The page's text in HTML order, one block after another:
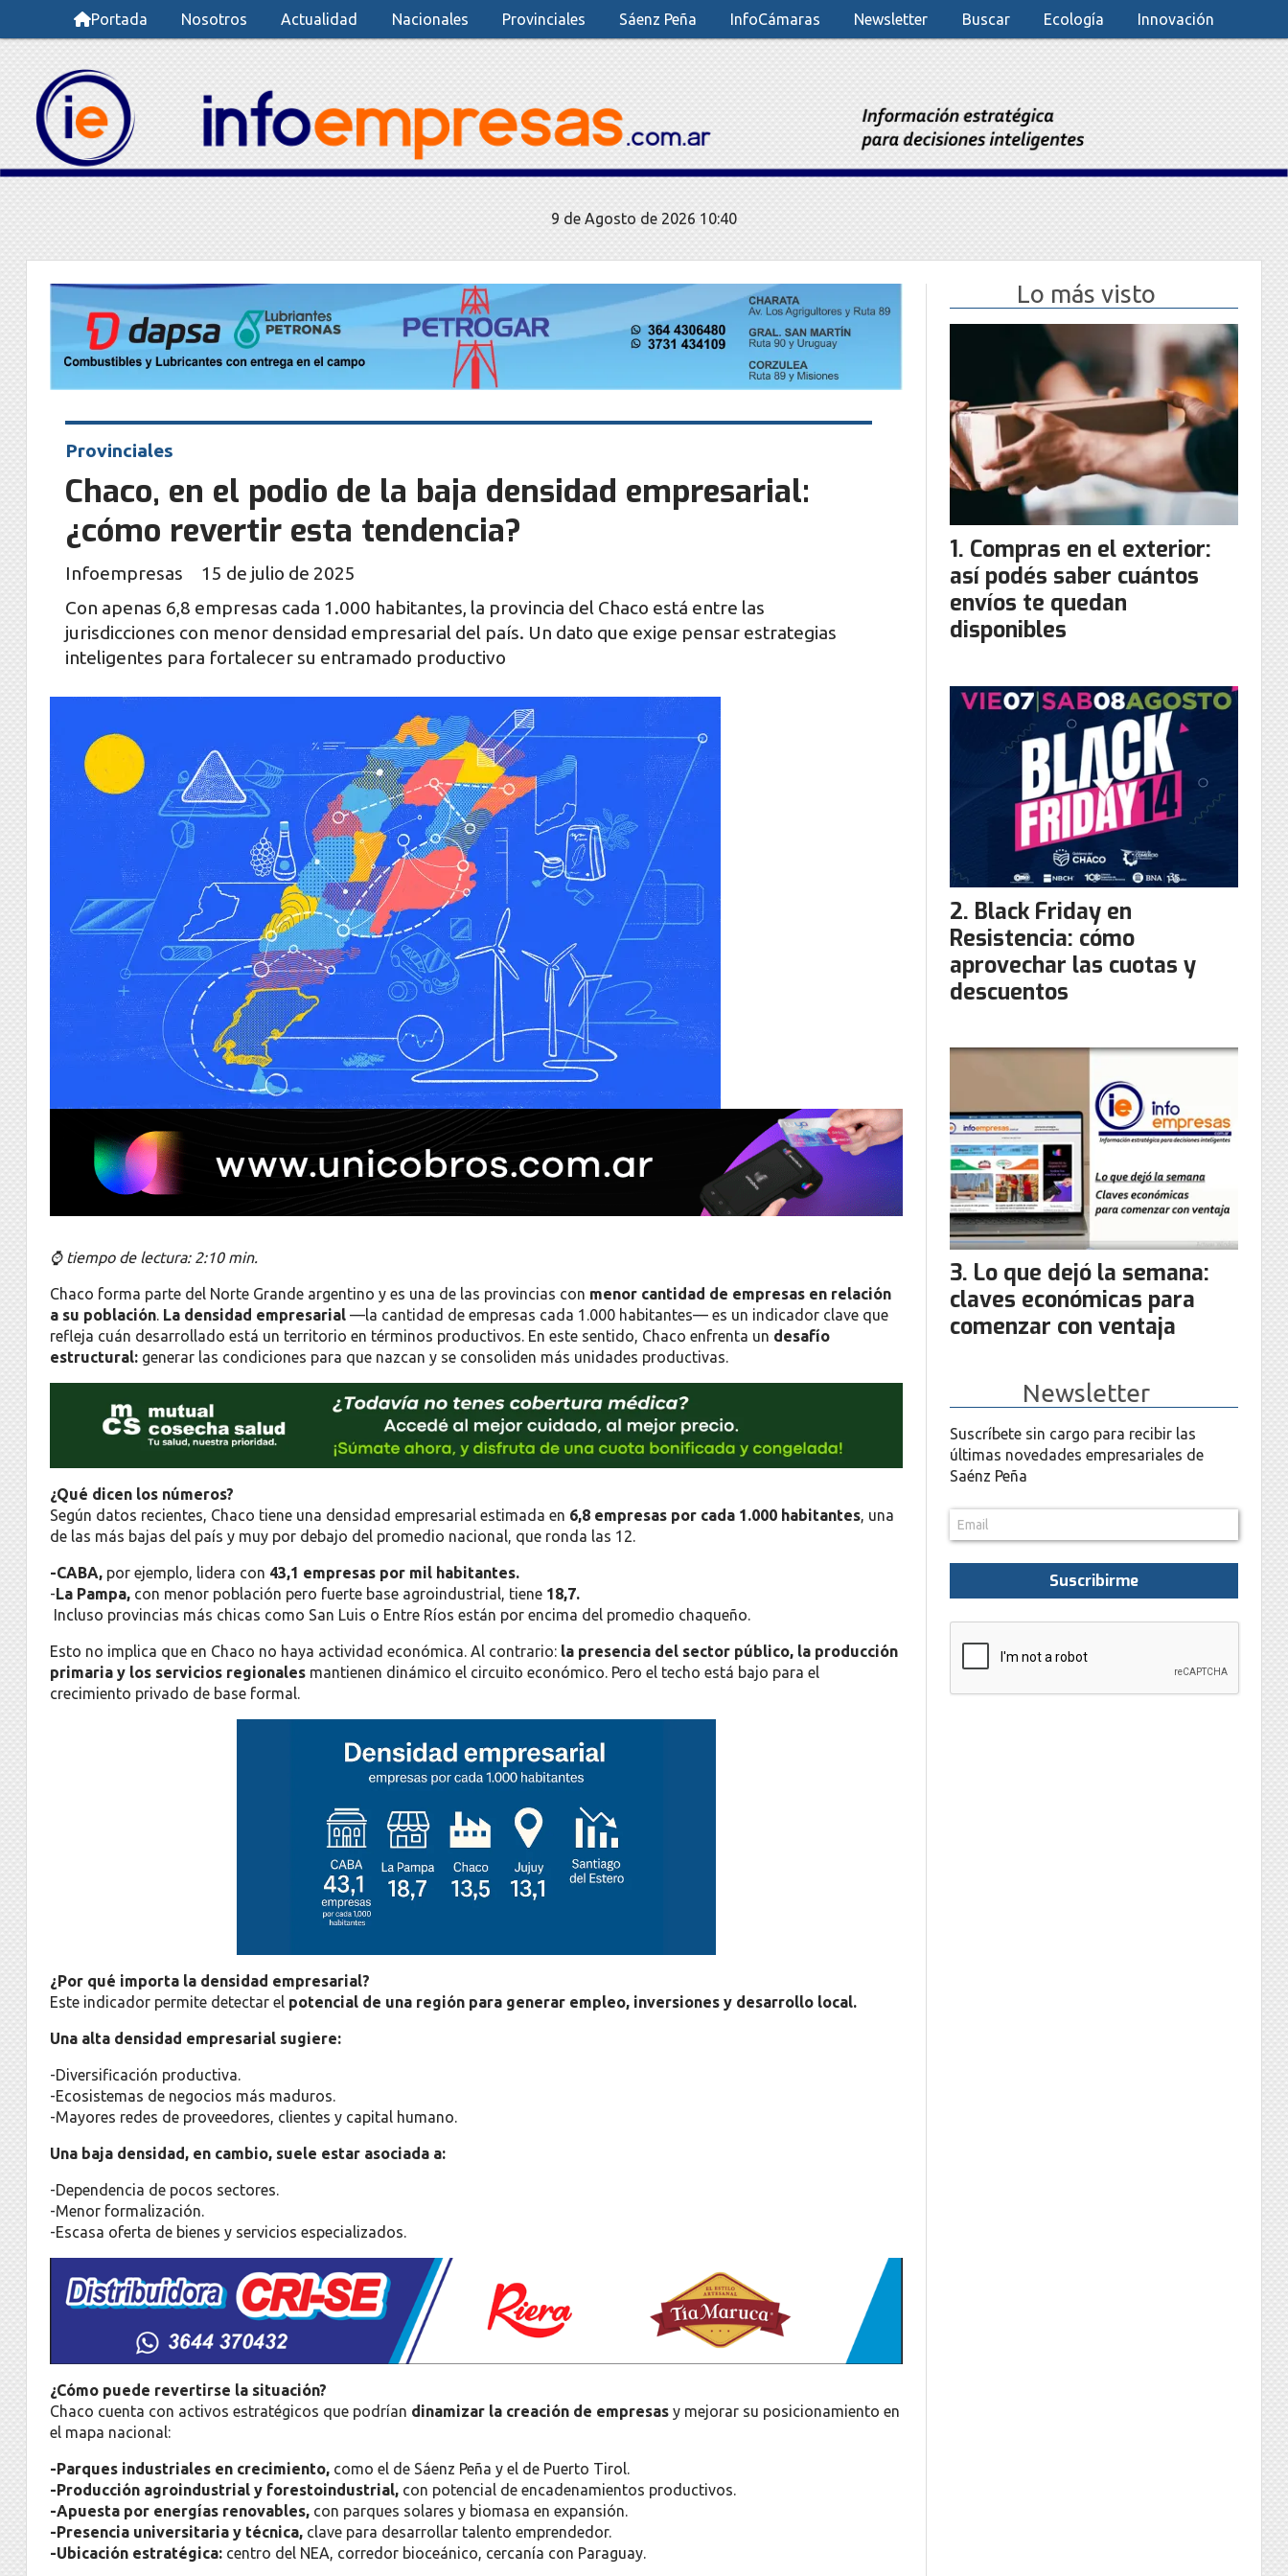
9 de Agosto de 2026 10:40
Portada Nosotros Actualidad Nacionales Provinciales Sáenz Peña InfoCámaras Newsletter Buscar Ecología Innovación
Chaco, en el podio de la baja densidad empresarial:
¿cómo revertir esta tendencia?
Con apenas 6,8 empresas cada 1.000 habitantes, la provincia del Chaco está entre las
jurisdicciones con menor densidad empresarial del país. Un dato que exige pensar estrategias
inteligentes para fortalecer su entramado productivo
Provinciales
15 de julio de 2025
Infoempresas
⌚ tiempo de lectura: 2:10 min.
Chaco forma parte del Norte Grande argentino y es una de las provincias con menor cantidad de empresas en relación
a su población. La densidad empresarial —la cantidad de empresas cada 1.000 habitantes— es un indicador clave que
refleja cuán desarrollado está un territorio en términos productivos. En este sentido, Chaco enfrenta un desafío
estructural: generar las condiciones para que nazcan y se consoliden más unidades productivas.
¿Qué dicen los números?
Según datos recientes, Chaco tiene una densidad empresarial estimada en 6,8 empresas por cada 1.000 habitantes, una
de las más bajas del país y muy por debajo del promedio nacional, que ronda las 12.
-CABA, por ejemplo, lidera con 43,1 empresas por mil habitantes.
-La Pampa, con menor población pero fuerte base agroindustrial, tiene 18,7.
Incluso provincias más chicas como San Luis o Entre Ríos están por encima del promedio chaqueño.
Esto no implica que en Chaco no haya actividad económica. Al contrario: la presencia del sector público, la producción
primaria y los servicios regionales mantienen dinámico el circuito económico. Pero el techo está bajo para el
crecimiento privado de base formal.
¿Por qué importa la densidad empresarial?
Este indicador permite detectar el potencial de una región para generar empleo, inversiones y desarrollo local.
Una alta densidad empresarial sugiere:
-Diversificación productiva.
-Ecosistemas de negocios más maduros.
-Mayores redes de proveedores, clientes y capital humano.
Una baja densidad, en cambio, suele estar asociada a:
-Dependencia de pocos sectores.
-Menor formalización.
-Escasa oferta de bienes y servicios especializados.
¿Cómo puede revertirse la situación?
Chaco cuenta con activos estratégicos que podrían dinamizar la creación de empresas y mejorar su posicionamiento en
el mapa nacional:
-Parques industriales en crecimiento, como el de Sáenz Peña y el de Puerto Tirol.
-Producción agroindustrial y forestoindustrial, con potencial de encadenamientos productivos.
-Apuesta por energías renovables, con parques solares y biomasa en expansión.
-Presencia universitaria y técnica, clave para desarrollar talento emprendedor.
-Ubicación estratégica: centro del NEA, corredor bioceánico, cercanía con Paraguay.
Lo más visto
Compras en el exterior:
así podés saber cuántos
envíos te quedan
disponibles
Black Friday en
Resistencia: cómo
aprovechar las cuotas y
descuentos
Lo que dejó la semana:
claves económicas para
comenzar con ventaja
Newsletter
Suscríbete sin cargo para recibir las
últimas novedades empresariales de
Saénz Peña
Suscribirme